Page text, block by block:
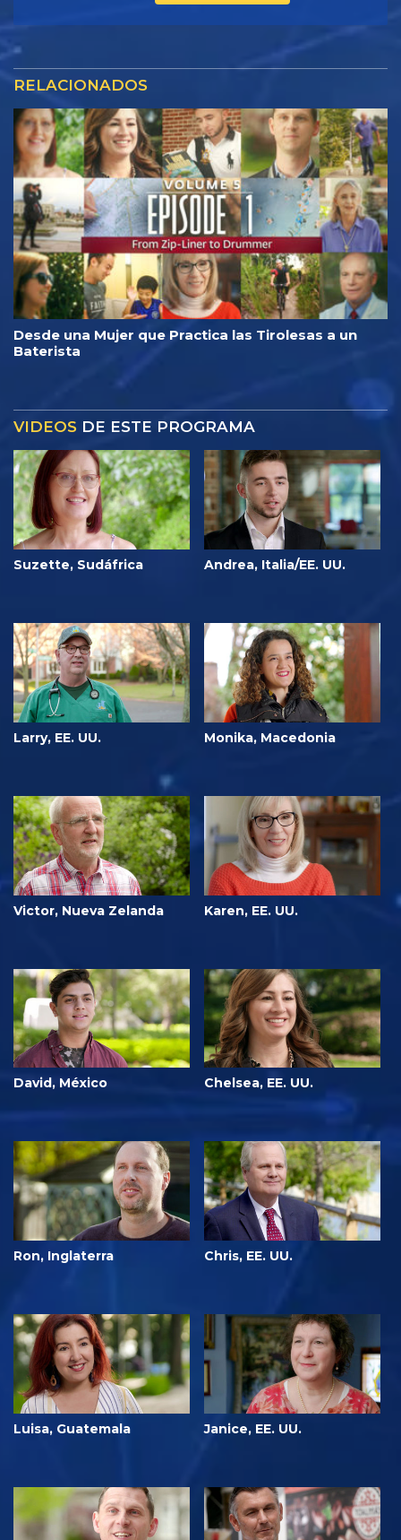
RELACIONADOS
Desde una Mujer que Practica las Tirolesas a un
Baterista
VIDEOS DE ESTE PROGRAMA
Suzette, Sudáfrica Andrea, Italia/EE. UU.
Larry, EE. UU. Monika, Macedonia
Victor, Nueva Zelanda Karen, EE. UU.
David, México Chelsea, EE. UU.
Ron, Inglaterra Chris, EE. UU.
Luisa, Guatemala Janice, EE. UU.